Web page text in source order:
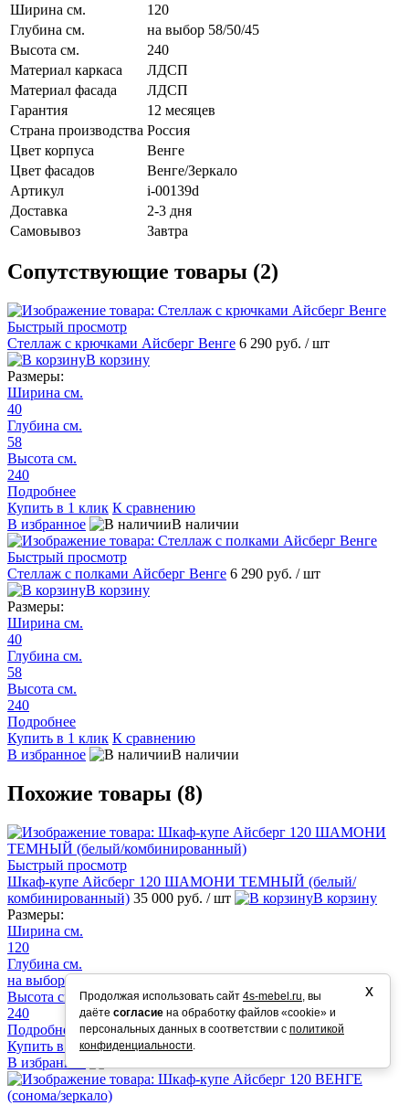
Ширина см.
120
Глубина см.
на выбор 58/50/45
Высота см.
240
Материал каркаса
ЛДСП
Материал фасада
ЛДСП
Гарантия
12 месяцев
Страна производства Россия
Цвет корпуса
Венге
Цвет фасадов
Венге/Зеркало
Артикул
i-00139d
Доставка
2-3 дня
Самовывоз
Завтра
Сопутствующие товары (2)
Быстрый просмотр
Стеллаж с крючками Айсберг Венге 6 290 руб. / шт
В корзину
Размеры:
Ширина см.
40
Глубина см.
58
Высота см.
240
Подробнее
Купить в 1 клик К сравнению
В избранное
В наличии
Быстрый просмотр
Стеллаж с полками Айсберг Венге 6 290 руб. / шт
В корзину
Размеры:
Ширина см.
40
Глубина см.
58
Высота см.
240
Подробнее
Купить в 1 клик К сравнению
В избранное
В наличии
Похожие товары (8)
Быстрый просмотр
Шкаф-купе Айсберг 120 ШАМОНИ ТЕМНЫЙ (белый/
комбинированный) 35 000 руб. / шт
В корзину
Размеры:
Ширина см.
120
Глубина см.
на выбор 58/50/45
Высота см.
240
Подробнее
Купить в 1 клик К сравнению
В избранное
Продолжая использовать сайт 4s-mebel.ru, вы
даёте согласие на обработку файлов «cookie» и
персональных данных в соответствии с политикой
конфиденциальности.
х